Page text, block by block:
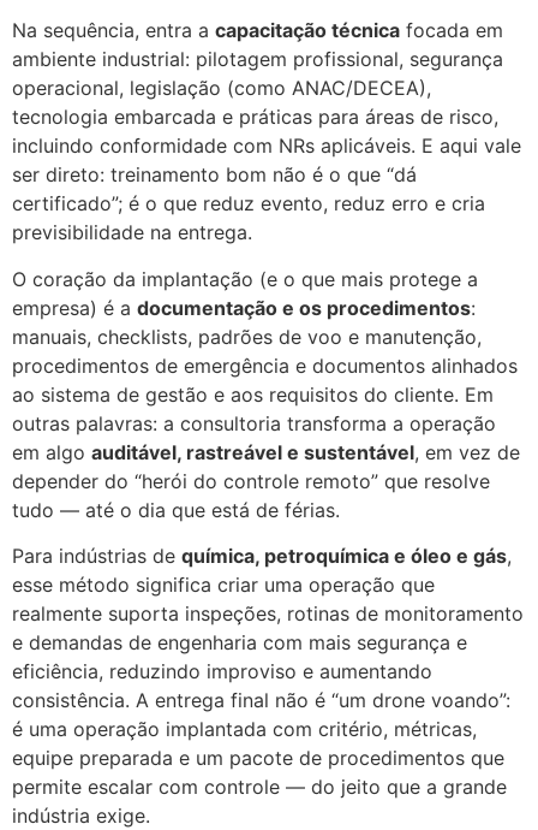
Na sequência, entra a capacitação técnica focada em
ambiente industrial: pilotagem profissional, segurança
operacional, legislação (como ANAC/DECEA),
tecnologia embarcada e práticas para áreas de risco,
incluindo conformidade com NRs aplicáveis. E aqui vale
ser direto: treinamento bom não é o que “dá
certificado”; é o que reduz evento, reduz erro e cria
previsibilidade na entrega.
O coração da implantação (e o que mais protege a
empresa) é a documentação e os procedimentos:
manuais, checklists, padrões de voo e manutenção,
procedimentos de emergência e documentos alinhados
ao sistema de gestão e aos requisitos do cliente. Em
outras palavras: a consultoria transforma a operação
em algo auditável, rastreável e sustentável, em vez de
depender do “herói do controle remoto” que resolve
tudo — até o dia que está de férias.
Para indústrias de química, petroquímica e óleo e gás,
esse método significa criar uma operação que
realmente suporta inspeções, rotinas de monitoramento
e demandas de engenharia com mais segurança e
eficiência, reduzindo improviso e aumentando
consistência. A entrega final não é “um drone voando”:
é uma operação implantada com critério, métricas,
equipe preparada e um pacote de procedimentos que
permite escalar com controle — do jeito que a grande
indústria exige.